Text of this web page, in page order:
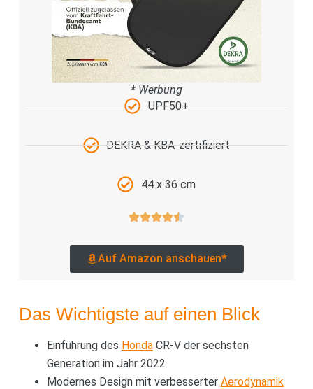
* Werbung
UPF50+
DEKRA & KBA-zertifiziert
44 x 36 cm
Auf Amazon anschauen*
Das Wichtigste auf einen Blick
Einführung des HondaCR-V der sechsten
Generation im Jahr 2022
Modernes Design mit verbesserter Aerodynamik